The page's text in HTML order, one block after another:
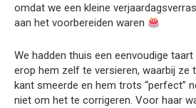
omdat we een kleine
aan het voorbereiden waren
We hadden thuis een eenvoudige
erop hem zelf te versieren, waarbij ze
kant smeerde en hem trots “perfect”
niet om het te corrigeren. Voor haar